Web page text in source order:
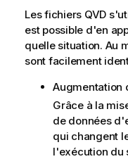
Les fichiers QVD
est possible d'en
quelle situation. Au
sont facilement
Augmentation
Grâce à la
de données
qui changent
l'exécution du